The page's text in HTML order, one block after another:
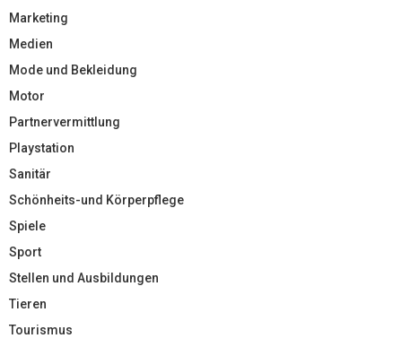
Marketing
Medien
Mode und Bekleidung
Motor
Partnervermittlung
Playstation
Sanitär
Schönheits-und Körperpflege
Spiele
Sport
Stellen und Ausbildungen
Tieren
Tourismus